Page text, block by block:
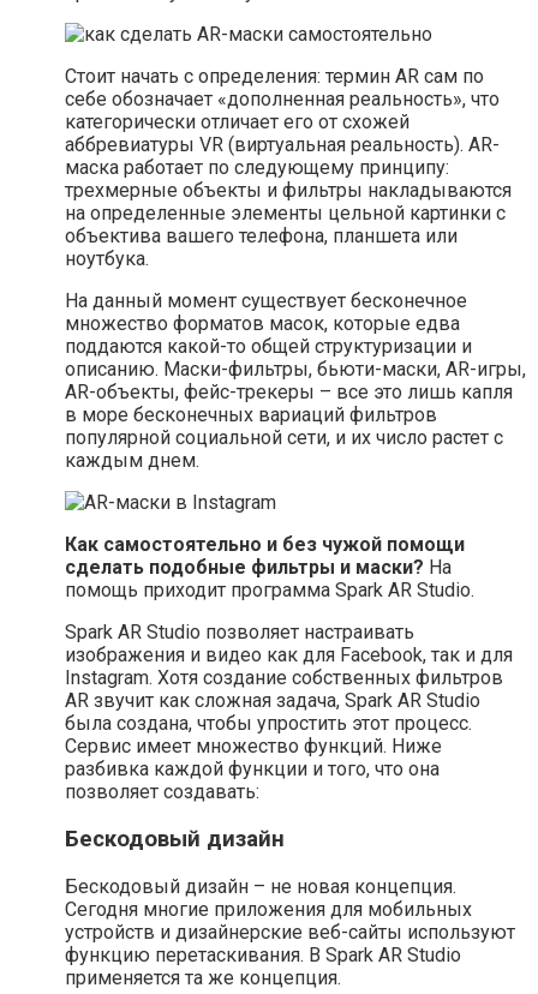
Стоит начать с определения: термин AR сам по
себе обозначает «дополненная реальность», что
категорически отличает его от схожей
аббревиатуры VR (виртуальная реальность). AR-
маска работает по следующему принципу:
трехмерные объекты и фильтры накладываются
на определенные элементы цельной картинки с
объектива вашего телефона, планшета или
ноутбука.
На данный момент существует бесконечное
множество форматов масок, которые едва
поддаются какой-то общей структуризации и
описанию. Маски-фильтры, бьюти-маски, AR-игры,
AR-объекты, фейс-трекеры – все это лишь капля
в море бесконечных вариаций фильтров
популярной социальной сети, и их число растет с
каждым днем.
Как самостоятельно и без чужой помощи
сделать подобные фильтры и маски? На
помощь приходит программа Spark AR Studio.
Spark AR Studio позволяет настраивать
изображения и видео как для Facebook, так и для
Instagram. Хотя создание собственных фильтров
AR звучит как сложная задача, Spark AR Studio
была создана, чтобы упростить этот процесс.
Сервис имеет множество функций. Ниже
разбивка каждой функции и того, что она
позволяет создавать:
Бескодовый дизайн
Бескодовый дизайн – не новая концепция.
Сегодня многие приложения для мобильных
устройств и дизайнерские веб-сайты используют
функцию перетаскивания. В Spark AR Studio
применяется та же концепция.